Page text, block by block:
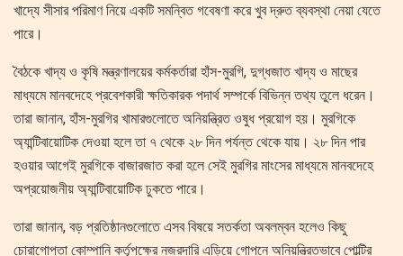
খাদ্যে সীসার পরিমাণ নিয়ে একটি সমন্বিত গবেষণা করে খুব দ্রুত ব্যবস্থা নেয়া যেতে
পারে।
বৈঠকে খাদ্য ও কৃষি মন্ত্রণালয়ের কর্মকর্তারা হাঁস-মুরগি, দুগ্ধজাত খাদ্য ও মাছের
মাধ্যমে মানবদেহে প্রবেশকারী ক্ষতিকারক পদার্থ সম্পর্কে বিভিন্ন তথ্য তুলে ধরেন।
তারা জানান, হাঁস-মুরগির খামারগুলোতে অনিয়ন্ত্রিত ওষুধ প্রয়োগ হয়। মুরগিকে
অ্যান্টিবায়োটিক দেওয়া হলে তা ৭ থেকে ২৮ দিন পর্যন্ত থেকে যায়। ২৮ দিন পার
হওয়ার আগেই মুরগিকে বাজারজাত করা হলে সেই মুরগির মাংসের মাধ্যমে মানবদেহে
অপ্রয়োজনীয় অ্যান্টিবায়োটিক ঢুকতে পারে।
তারা জানান, বড় প্রতিষ্ঠানগুলোতে এসব বিষয়ে সতর্কতা অবলম্বন হলেও কিছু
চোরাগোপ্তা কোম্পানি কর্তৃপক্ষের নজরদারি এড়িয়ে গোপনে অনিয়ন্ত্রিতভাবে পোল্ট্রি